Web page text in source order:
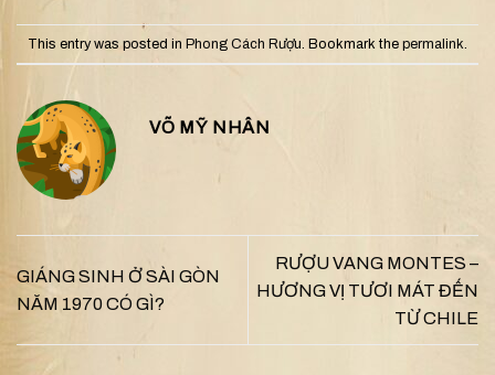
This entry was posted in Phong Cách Rượu . Bookmark the permalink
VÕ MỸ NHÂN
GIÁNG SINH Ở SÀI GÒN
NĂM 1970 CÓ GÌ?
RƯỢU VANG MONTES –
HƯƠNG VỊ TƯƠI MÁT ĐẾN
TỪ CHILE